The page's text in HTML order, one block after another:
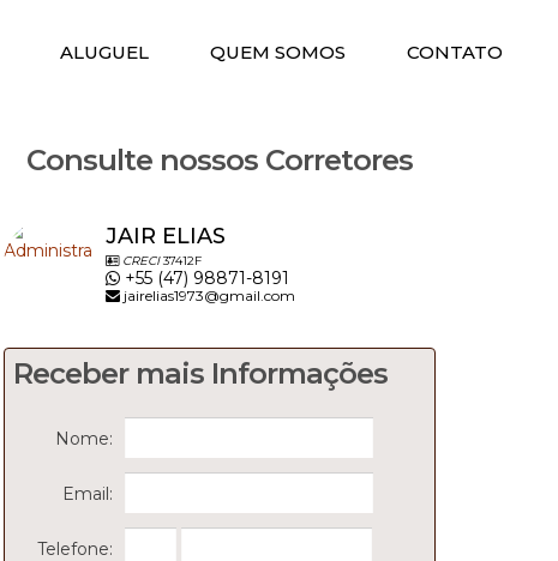
CONTATO
QUEM SOMOS
ALUGUEL
Consulte nossos Corretores
JAIR ELIAS
CRECI37412F
+55 (47) 98871-8191
jairelias1973@gmail.com
Receber mais Informações
Nome:
Email:
Telefone: